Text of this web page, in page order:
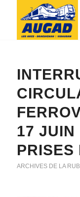
17 JUIN
PRISES
ARCHIVES DE LA